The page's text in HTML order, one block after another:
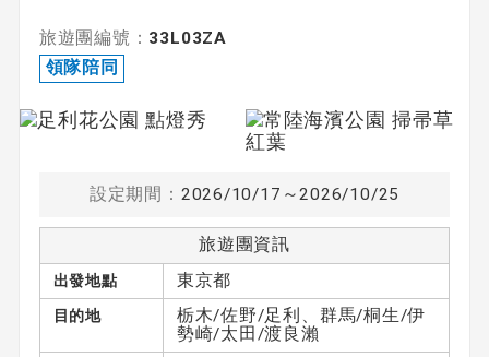
旅遊團編號： 33L03ZA
領隊陪同
設定期間： 2026/10/17～2026/10/25
旅遊團資訊
出發地點 東京都
目的地
栃木/佐野/足利、群馬/桐生/伊
勢崎/太田/渡良瀨